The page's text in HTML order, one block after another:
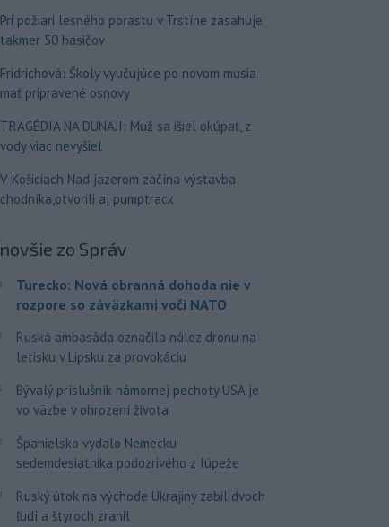
Pri požiari lesného porastu v Trstíne zasahuje
takmer 50 hasičov
Fridrichová: Školy vyučujúce po novom musia
mať pripravené osnovy
TRAGÉDIA NA DUNAJI: Muž sa išiel okúpať, z
vody viac nevyšiel
V Košiciach Nad jazerom začína výstavba
chodníka,otvorili aj pumptrack
zo Správ
Turecko: Nová obranná dohoda nie v
rozpore so záväzkami voči NATO
Ruská ambasáda označila nález dronu na
letisku v Lipsku za provokáciu
Bývalý príslušník námornej pechoty USA je
vo väzbe v ohrození života
Španielsko vydalo Nemecku
sedemdesiatnika podozrivého z lúpeže
Ruský útok na východe Ukrajiny zabil dvoch
ľudí a štyroch zranil